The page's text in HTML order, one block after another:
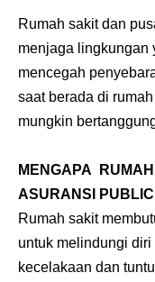
Rumah sakit dan
menjaga lingkungan
mencegah
saat berada di
mungkin
MENGAPA
ASURANSI
Rumah sakit
untuk melindungi
kecelakaan dan